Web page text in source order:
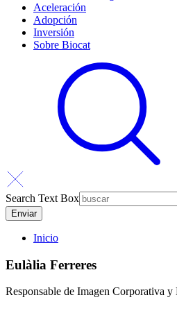
Aceleración
Adopción
Inversión
Sobre Biocat
Search Text Box
Inicio
Eulàlia Ferreres
Responsable de Imagen Corporativa y